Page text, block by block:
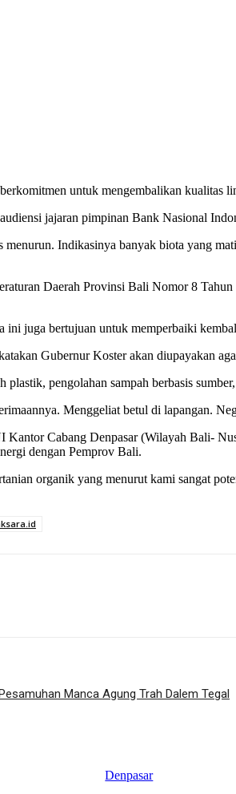
untuk mengembalikan kualitas
jajaran pimpinan Bank Nasional
Indikasinya banyak biota yang
Daerah Provinsi Bali Nomor 8
ini juga bertujuan untuk memperbaiki
Gubernur Koster akan diupayakan
plastik, pengolahan sampah berbasis
Menggeliat betul di lapangan.
Kantor Cabang Denpasar (Wilayah Bali-
dengan Pemprov Bali.
organik yang menurut kami sangat
Manca Agung Trah Dalem Tegal
Denpasar